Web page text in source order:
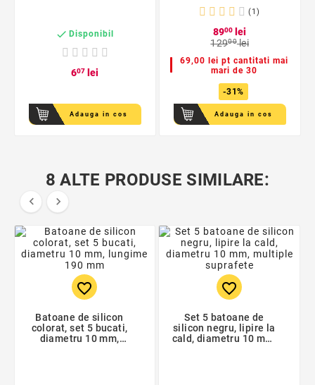
 Disponibil
607 lei
Adauga in cos
(1)
8900 lei
12900lei
69,00 lei pt cantitati mai
mari de 30
-31%
Adauga in cos
8 ALTE PRODUSE SIMILARE:
 
favorite_border
Batoane de silicon
colorat, set 5 bucati,
diametru 10 mm,
favorite_border
Set 5 batoane de
silicon negru, lipire la
cald, diametru 10 mm,